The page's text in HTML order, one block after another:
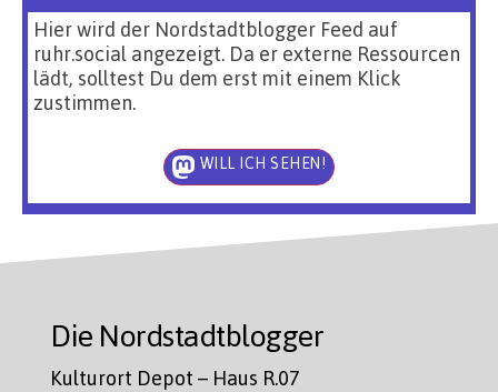
Hier wird der Nordstadtblogger Feed auf
ruhr.social angezeigt. Da er externe Ressourcen
lädt, solltest Du dem erst mit einem Klick
zustimmen.
WILL ICH SEHEN!
Die Nordstadtblogger
Kulturort Depot – Haus R.07